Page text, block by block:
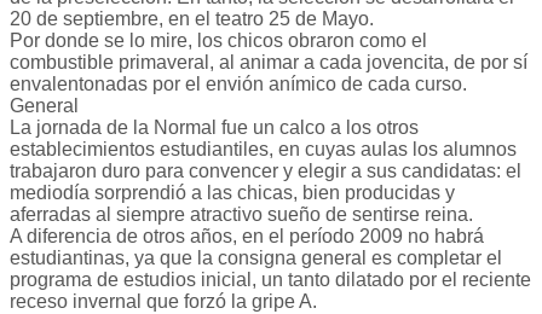
20 de septiembre, en el teatro 25 de Mayo.
Por donde se lo mire, los chicos obraron como el
combustible primaveral, al animar a cada jovencita, de por sí
envalentonadas por el envión anímico de cada curso.
General
La jornada de la Normal fue un calco a los otros
establecimientos estudiantiles, en cuyas aulas los alumnos
trabajaron duro para convencer y elegir a sus candidatas: el
mediodía sorprendió a las chicas, bien producidas y
aferradas al siempre atractivo sueño de sentirse reina.
A diferencia de otros años, en el período 2009 no habrá
estudiantinas, ya que la consigna general es completar el
programa de estudios inicial, un tanto dilatado por el reciente
receso invernal que forzó la gripe A.